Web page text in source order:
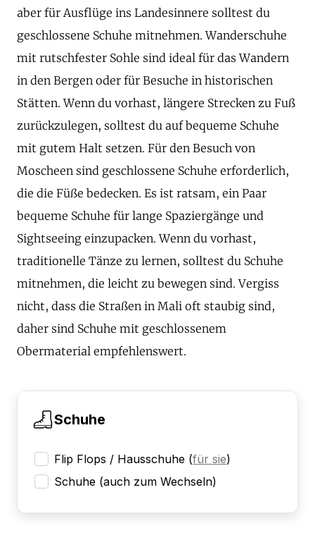
aber für Ausflüge ins Landesinnere solltest du
geschlossene Schuhe mitnehmen. Wanderschuhe
mit rutschfester Sohle sind ideal für das Wandern
in den Bergen oder für Besuche in historischen
Stätten. Wenn du vorhast, längere Strecken zu Fuß
zurückzulegen, solltest du auf bequeme Schuhe
mit gutem Halt setzen. Für den Besuch von
Moscheen sind geschlossene Schuhe erforderlich,
die die Füße bedecken. Es ist ratsam, ein Paar
bequeme Schuhe für lange Spaziergänge und
Sightseeing einzupacken. Wenn du vorhast,
traditionelle Tänze zu lernen, solltest du Schuhe
mitnehmen, die leicht zu bewegen sind. Vergiss
nicht, dass die Straßen in Mali oft staubig sind,
daher sind Schuhe mit geschlossenem
Obermaterial empfehlenswert.
Schuhe
Flip Flops / Hausschuhe (für sie)
Schuhe (auch zum Wechseln)